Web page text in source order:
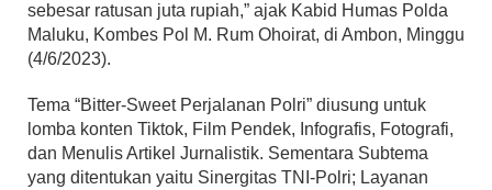
sebesar ratusan juta rupiah,” ajak Kabid Humas Polda
Maluku, Kombes Pol M. Rum Ohoirat, di Ambon, Minggu
(4/6/2023).
Tema “Bitter-Sweet Perjalanan Polri” diusung untuk
lomba konten Tiktok, Film Pendek, Infografis, Fotografi,
dan Menulis Artikel Jurnalistik. Sementara Subtema
yang ditentukan yaitu Sinergitas TNI-Polri; Layanan